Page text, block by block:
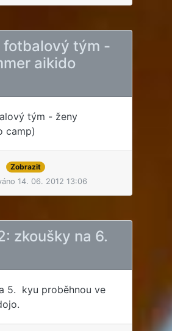
fotbalový tým -
aikido
tým - ženy
camp)
Zobrazit
14. 06. 2012 13:06
zkoušky na 6.
5. kyu proběhnou ve